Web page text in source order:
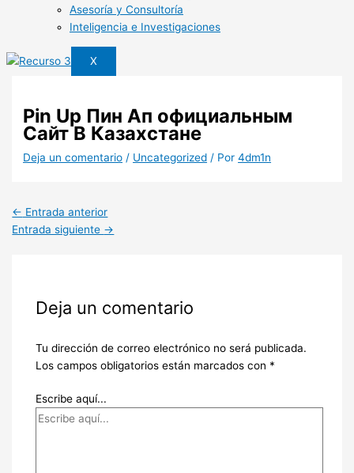
Asesoría y Consultoría
Inteligencia e Investigaciones
X
Pin Up Пин Ап официальным
Сайт В Казахстане
Deja un comentario / Uncategorized / Por4dm1n
← Entrada anterior
Entrada siguiente →
Deja un comentario
Tu dirección de correo electrónico no será publicada.
Los campos obligatorios están marcados con *
Escribe aquí...